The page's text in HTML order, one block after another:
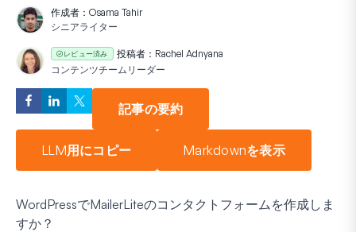
作成者： Osama Tahir
シニアライター
レビュー済み 投稿者： Rachel Adnyana
コンテンツチームリーダー
記事の要約
LLM用にコピー Markdownを表示
WordPressでMailerLiteのコンタクトフォームを作成しま
すか？